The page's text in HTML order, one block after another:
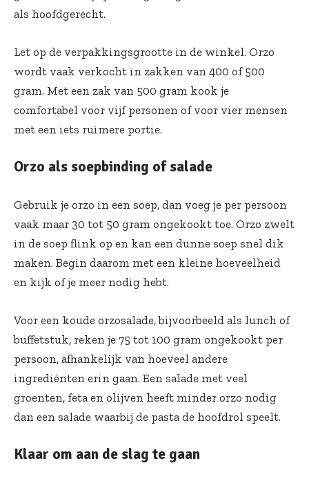
als hoofdgerecht.
Let op de verpakkingsgrootte in de winkel. Orzo
wordt vaak verkocht in zakken van 400 of 500
gram. Met een zak van 500 gram kook je
comfortabel voor vijf personen of voor vier mensen
met een iets ruimere portie.
Orzo als soepbinding of salade
Gebruik je orzo in een soep, dan voeg je per persoon
vaak maar 30 tot 50 gram ongekookt toe. Orzo zwelt
in de soep flink op en kan een dunne soep snel dik
maken. Begin daarom met een kleine hoeveelheid
en kijk of je meer nodig hebt.
Voor een koude orzosalade, bijvoorbeeld als lunch of
buffetstuk, reken je 75 tot 100 gram ongekookt per
persoon, afhankelijk van hoeveel andere
ingrediënten erin gaan. Een salade met veel
groenten, feta en olijven heeft minder orzo nodig
dan een salade waarbij de pasta de hoofdrol speelt.
Klaar om aan de slag te gaan